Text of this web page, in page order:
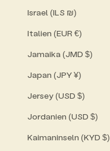
Israel (ILS ₪)
Italien (EUR €)
Jamaika (JMD $)
Japan (JPY ¥)
Jersey (USD $)
Jordanien (USD $)
Kaimaninseln (KYD $)